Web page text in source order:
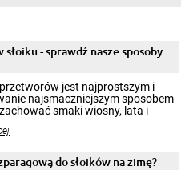
- sprawdź nasze sposoby
jest najprostszym i
najsmaczniejszym sposobem
smaki wiosny, lata i
by cieszyć nimi oko w sezonie
atmosferę cieplejszych
do słoików na zimę?